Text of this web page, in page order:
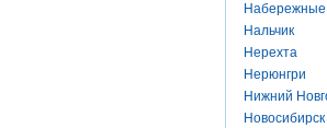
Нальчик
Нерехта
Нерюнгри
Нижний
Новосибирск